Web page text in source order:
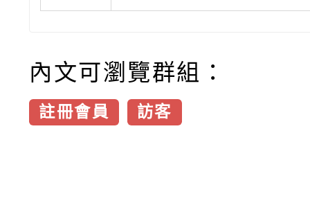
內文可瀏覽群組：
註冊會員 訪客